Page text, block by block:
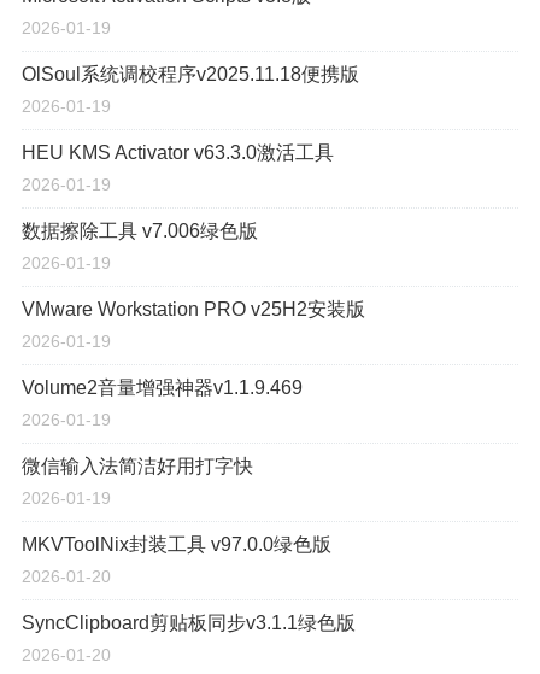
2026-01-19
OlSoul系统调校程序v2025.11.18便携版
2026-01-19
HEU KMS Activator v63.3.0激活工具
2026-01-19
数据擦除工具 v7.006绿色版
2026-01-19
VMware Workstation PRO v25H2安装版
2026-01-19
Volume2音量增强神器v1.1.9.469
2026-01-19
微信输入法简洁好用打字快
2026-01-19
MKVToolNix封装工具 v97.0.0绿色版
2026-01-20
SyncClipboard剪贴板同步v3.1.1绿色版
2026-01-20